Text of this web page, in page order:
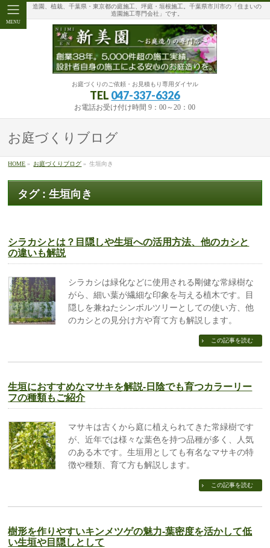
MENU
造園、植栽、千葉県・東京都の庭施工、坪庭・垣根施工。千葉県市川市の「住まいの
造園施工専門会社」です。
お庭づくりのご依頼・お見積もり専用ダイヤル
TEL 047-337-6326
お電話お受け付け時間 9：00～20：00
お庭づくりブログ
HOME » お庭づくりブログ » 生垣向き
タグ : 生垣向き
シラカシとは？目隠しや生垣への活用方法、他のカシと
の違いも解説
シラカシは緑化などに使用される剛健な常緑樹な
がら、細い葉が繊細な印象を与える植木です。目
隠しを兼ねたシンボルツリーとしての使い方、他
のカシとの見分け方や育て方も解説します。
この記事を読む
生垣におすすめなマサキを解説-日陰でも育つカラーリー
フの種類もご紹介
マサキは古くから庭に植えられてきた常緑樹です
が、近年では様々な葉色を持つ品種が多く、人気
のある木です。生垣用としても有名なマサキの特
徴や種類、育て方も解説します。
この記事を読む
樹形を作りやすいキンメツゲの魅力-葉密度を活かして低
い生垣や目隠しとして